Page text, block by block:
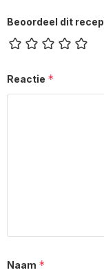
Beoordeel dit
Reactie *
Naam *